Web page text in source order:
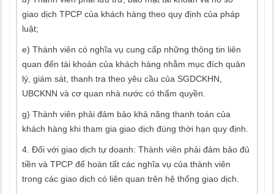
giao dịch TPCP của khách hàng theo quy định của pháp
luật;
e) Thành viên có nghĩa vụ cung cấp những thông tin liên
quan đến tài khoản của khách hàng nhằm mục đích quản
lý, giám sát, thanh tra theo yêu cầu của SGDCKHN,
UBCKNN và cơ quan nhà nước có thẩm quyền.
g) Thành viên phải đảm bảo khả năng thanh toán của
khách hàng khi tham gia giao dịch đúng thời hạn quy định.
4. Đối với giao dịch tự doanh: Thành viên phải đảm bảo đủ
tiền và TPCP để hoàn tất các nghĩa vụ của thành viên
trong các giao dịch có liên quan trên hệ thống giao dịch.